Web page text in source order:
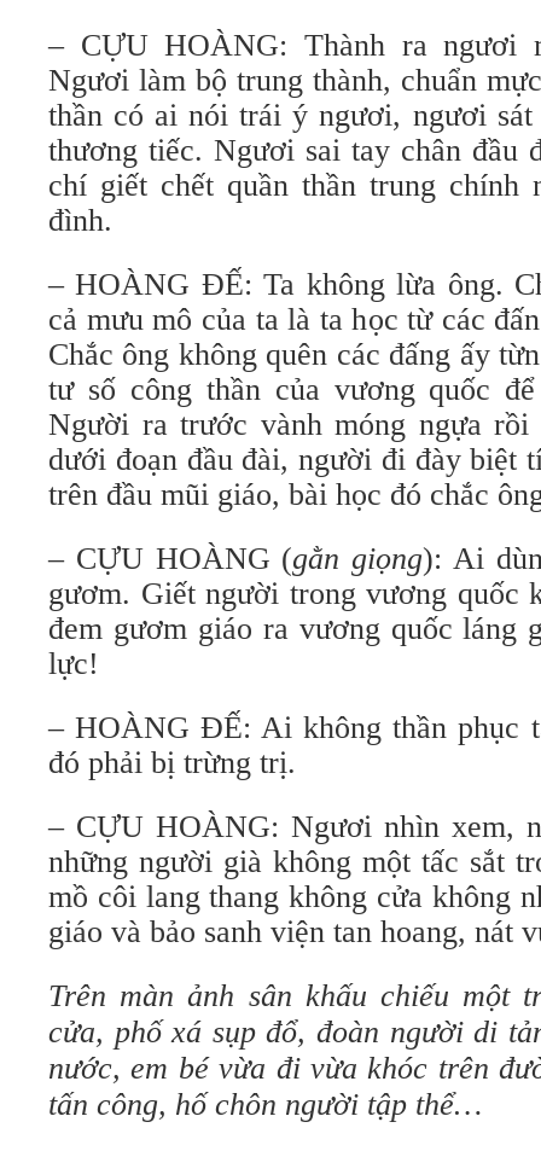
– CỰU HOÀNG: Thành ra ngươi
Ngươi làm bộ trung thành, chuẩn
thần có ai nói trái ý ngươi, ngươi
thương tiếc. Ngươi sai tay chân đầu
chí giết chết quần thần trung chính
đình.
– HOÀNG ĐẾ: Ta không lừa ông.
cả mưu mô của ta là ta học từ các
Chắc ông không quên các đấng ấy
tư số công thần của vương quốc
Người ra trước vành móng ngựa
dưới đoạn đầu đài, người đi đày biệt
trên đầu mũi giáo, bài học đó chắc
– CỰU HOÀNG (gằn giọng): Ai
gươm. Giết người trong vương quốc
đem gươm giáo ra vương quốc láng
lực!
– HOÀNG ĐẾ: Ai không thần phục
đó phải bị trừng trị.
– CỰU HOÀNG: Ngươi nhìn xem,
những người già không một tấc sắt
mồ côi lang thang không cửa không
giáo và bảo sanh viện tan hoang, nát
Trên màn ảnh sân khấu chiếu một
cửa, phố xá sụp đổ, đoàn người di
nước, em bé vừa đi vừa khóc trên
tấn công, hố chôn người tập thể…